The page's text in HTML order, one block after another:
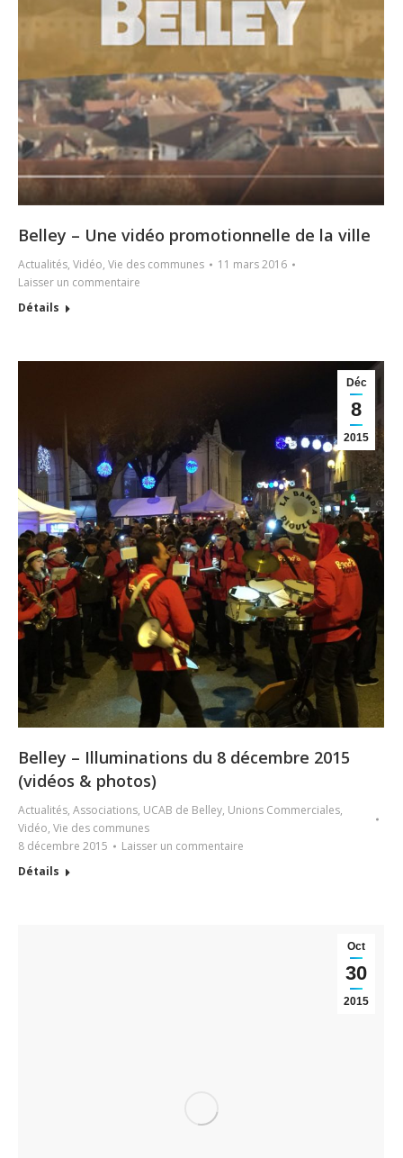
Belley – Une vidéo promotionnelle de la ville
Actualités, Vidéo, Vie des communes
11 mars 2016
Laisser un commentaire
Détails
Déc
8
2015
Belley – Illuminations du 8 décembre 2015
(vidéos & photos)
Actualités, Associations, UCAB de Belley, Unions Commerciales,
Vidéo, Vie des communes
8 décembre 2015
Laisser un commentaire
Détails
Oct
30
2015